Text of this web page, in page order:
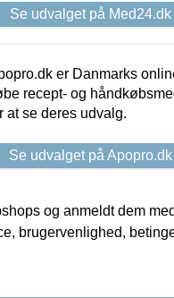
Se udvalget på Med24.dk
er Danmarks
recept- og
at se deres udvalg.
Se udvalget på Apopro.dk
og anmeldt dem
brugervenlighed,